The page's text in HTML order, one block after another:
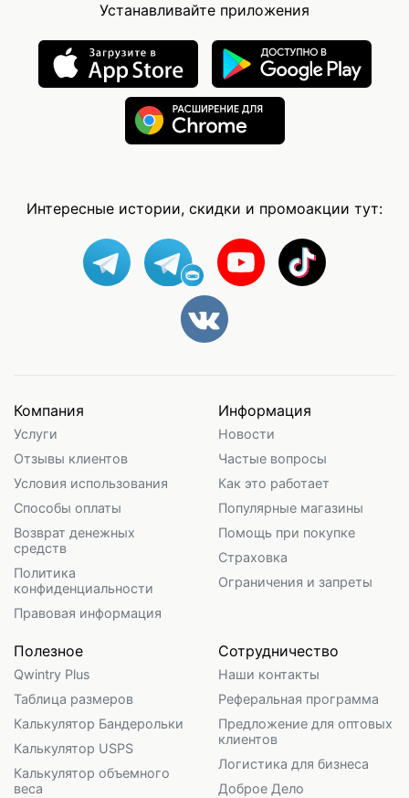
Устанавливайте приложения
Интересные истории, скидки и промоакции тут:
Компания
Услуги
Отзывы клиентов
Условия использования
Способы оплаты
Возврат денежных
средств
Политика
конфиденциальности
Правовая информация
Информация
Новости
Частые вопросы
Как это работает
Популярные магазины
Помощь при покупке
Страховка
Ограничения и запреты
Полезное
Qwintry Plus
Таблица размеров
Калькулятор Бандерольки
Калькулятор USPS
Калькулятор объемного
веса
Сотрудничество
Наши контакты
Реферальная программа
Предложение для оптовых
клиентов
Логистика для бизнеса
Доброе Дело